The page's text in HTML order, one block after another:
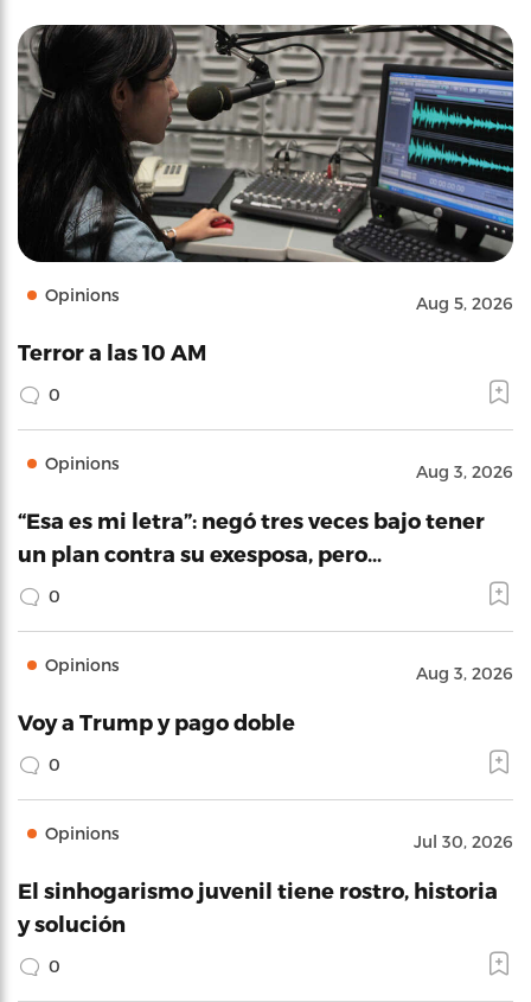
Opinions Aug 5, 2026
Terror a las 10 AM
0
Opinions Aug 3, 2026
“Esa es mi letra”: negó tres veces bajo tener
un plan contra su exesposa, pero…
0
Opinions Aug 3, 2026
Voy a Trump y pago doble
0
Opinions Jul 30, 2026
El sinhogarismo juvenil tiene rostro, historia
y solución
0